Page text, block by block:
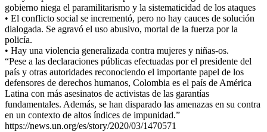
gobierno niega el paramilitarismo y la sistematicidad de los ataques
• El conflicto social se incrementó, pero no hay cauces de solución
dialogada. Se agravó el uso abusivo, mortal de la fuerza por la
policía.
• Hay una violencia generalizada contra mujeres y niñas-os.
“Pese a las declaraciones públicas efectuadas por el presidente del
país y otras autoridades reconociendo el importante papel de los
defensores de derechos humanos, Colombia es el país de América
Latina con más asesinatos de activistas de las garantías
fundamentales. Además, se han disparado las amenazas en su contra
en un contexto de altos índices de impunidad.”
https://news.un.org/es/story/2020/03/1470571